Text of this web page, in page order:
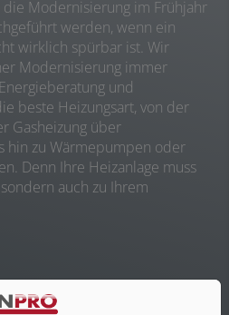
die Modernisierung im Frühjahr
werden, wenn ein
wirklich spürbar ist. Wir
Modernisierung immer
und
beste Heizungsart, von der
Gasheizung über
hin zu Wärmepumpen oder
Denn Ihre Heizanlage muss
auch zu Ihrem